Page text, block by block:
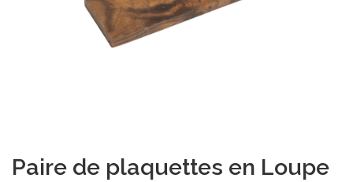
Paire de plaquettes en Loupe